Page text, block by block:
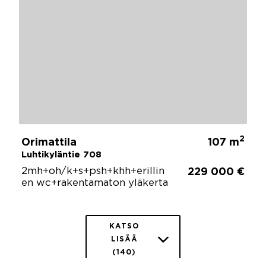
Orimattila
Luhtikyläntie 708
107 m2
2mh+oh/k+s+psh+khh+erillin
en wc+rakentamaton yläkerta
229 000 €
KATSO
LISÄÄ
(140)